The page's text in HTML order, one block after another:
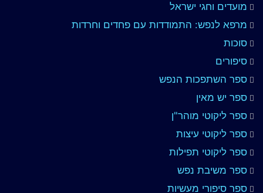
מועדים וחגי ישראל
מרפא לנפש: התמודדות עם פחדים וחרדות
סוכות
סיפורים
ספר השתפכות הנפש
ספר יש מאין
ספר ליקוטי מוהר"ן
ספר ליקוטי עיצות
ספר ליקוטי תפילות
ספר משיבת נפש
ספר סיפורי מעשיות